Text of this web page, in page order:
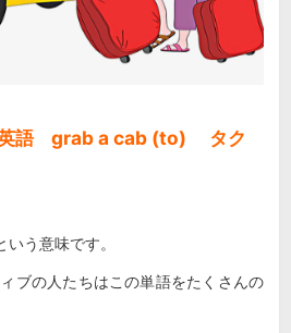
英語 grab a cab (to) タク
いう意味です。
ブの人たちはこの単語をたくさんの